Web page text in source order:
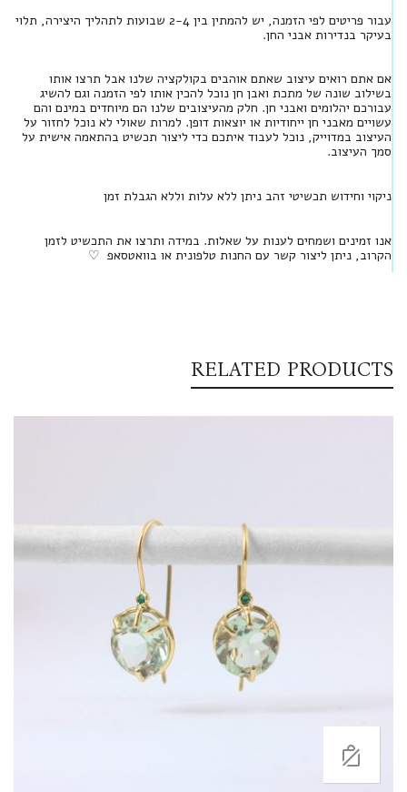
עבור פריטים לפי הזמנה, יש להמתין בין 2-4 שבועות לתהליך היצירה, תלוי
בעיקר בנדירות אבני החן.
אם אתם רואים עיצוב שאתם אוהבים בקולקציה שלנו אבל תרצו אותו
בשילוב שונה של מתכת ואבן חן נוכל להכין אותו לפי הזמנה וגם להשיג
עבורכם יהלומים ואבני חן. חלק מהעיצובים שלנו הם מיוחדים במינם והם
עשויים מאבני חן ייחודיות או יוצאות דופן. למרות שאולי לא נוכל לחזור על
העיצוב במדוייק, נוכל לעבוד איתכם כדי ליצור תכשיט בהתאמה אישית על
סמך העיצוב.
ניקוי וחידוש תכשיטי זהב ניתן ללא עלות וללא הגבלת זמן
אנו זמינים ושמחים לענות על שאלות. במידה ותרצו את התכשיט לזמן
הקרוב, ניתן ליצור קשר עם החנות טלפונית או בוואטסאפ ♡
RELATED PRODUCTS